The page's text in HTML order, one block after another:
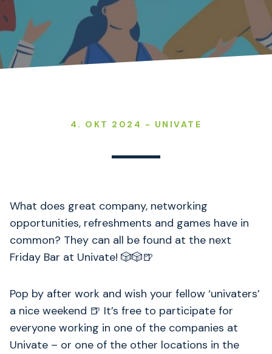
4. OKT 2024 - UNIVATE
What does great company, networking
opportunities, refreshments and games have in
common? They can all be found at the next
Friday Bar at Univate! 🎲🎲🍺
Pop by after work and wish your fellow ‘univaters’
a nice weekend 🍺 It’s free to participate for
everyone working in one of the companies at
Univate – or one of the other locations in the